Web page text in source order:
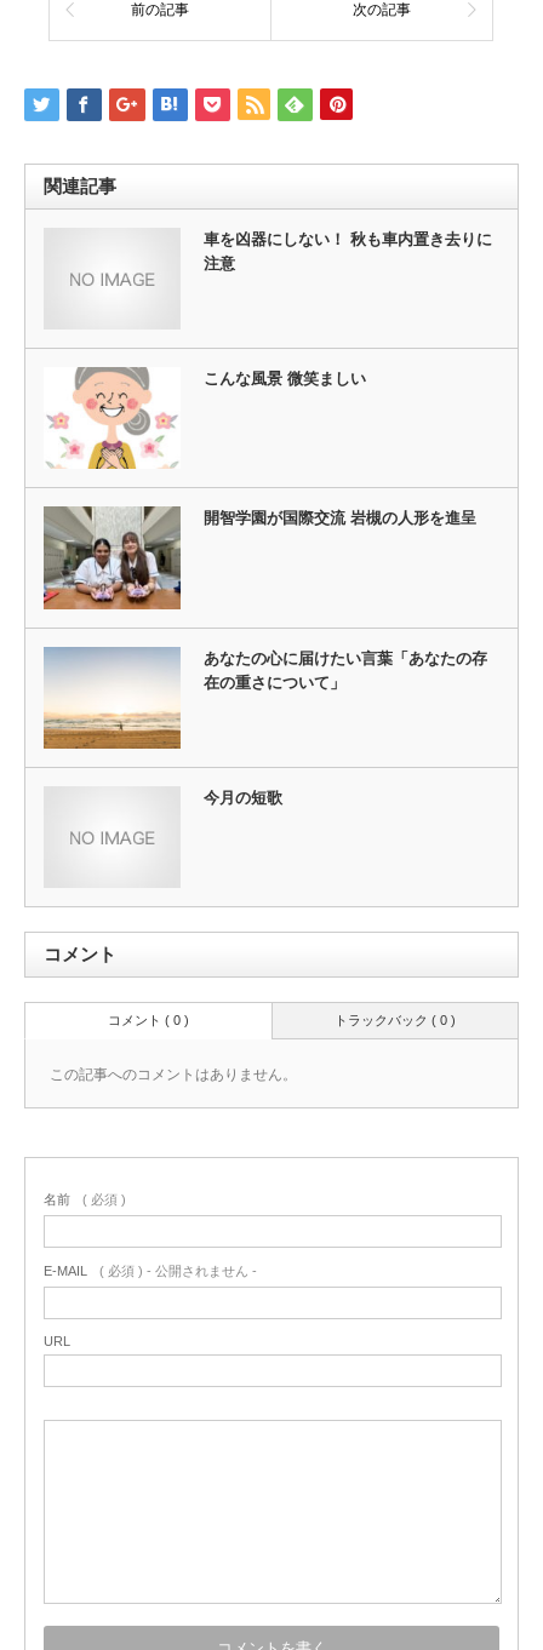
前の記事 次の記事
関連記事
車を凶器にしない！ 秋も車内置き去りに
注意
こんな風景 微笑ましい
開智学園が国際交流 岩槻の人形を進呈
あなたの心に届けたい言葉「あなたの存
在の重さについて」
今月の短歌
コメント
トラックバック ( 0 )
コメント ( 0 )
この記事へのコメントはありません。
名前 ( 必須 )
E-MAIL ( 必須 ) - 公開されません -
URL